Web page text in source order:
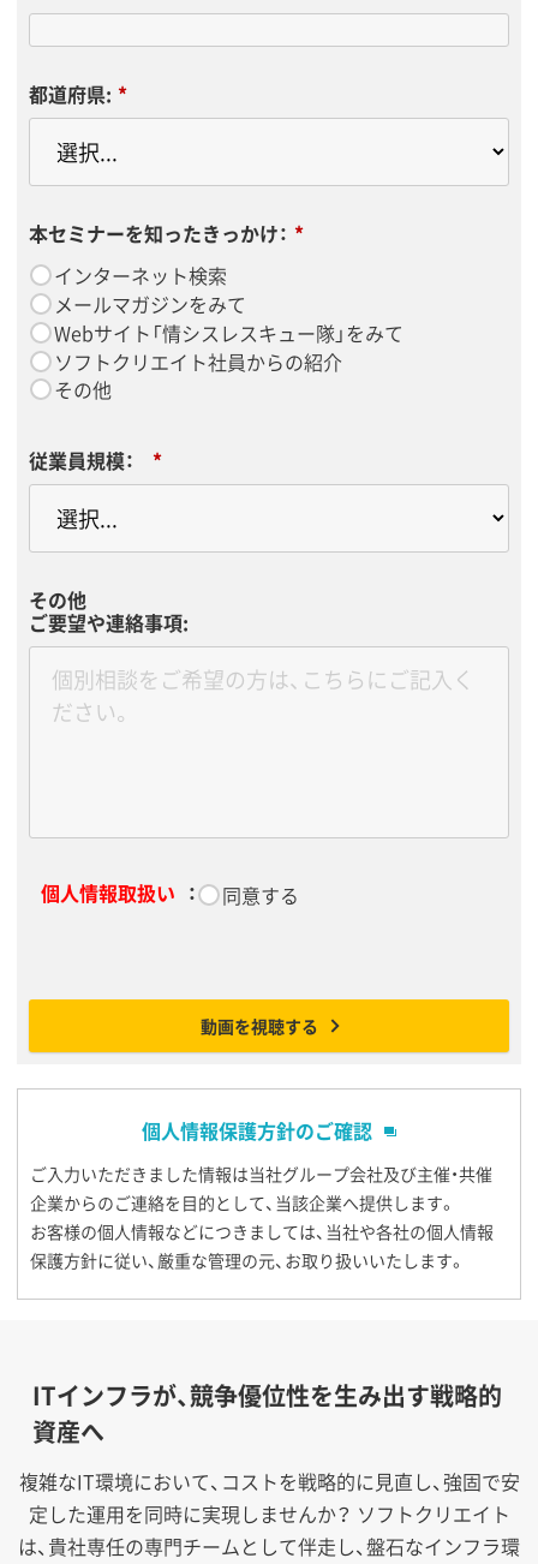
*
都道府県:
*
本セミナーを知ったきっかけ：
インターネット検索
メールマガジンをみて
Webサイト「情シスレスキュー隊」をみて
ソフトクリエイト社員からの紹介
その他
*
従業員規模：
その他
ご要望や連絡事項:
*
個人情報取扱い ： 同意する
動画を視聴する
個人情報保護方針のご確認
ご入力いただきました情報は当社グループ会社及び主催・共催
企業からのご連絡を目的として、当該企業へ提供します。
お客様の個人情報などにつきましては、当社や各社の個人情報
保護方針に従い、厳重な管理の元、お取り扱いいたします。
ITインフラが、競争優位性を生み出す戦略的
資産へ
複雑なIT環境において、コストを戦略的に見直し、強固で安
定した運用を同時に実現しませんか？ ソフトクリエイト
は、貴社専任の専門チームとして伴走し、盤石なインフラ環